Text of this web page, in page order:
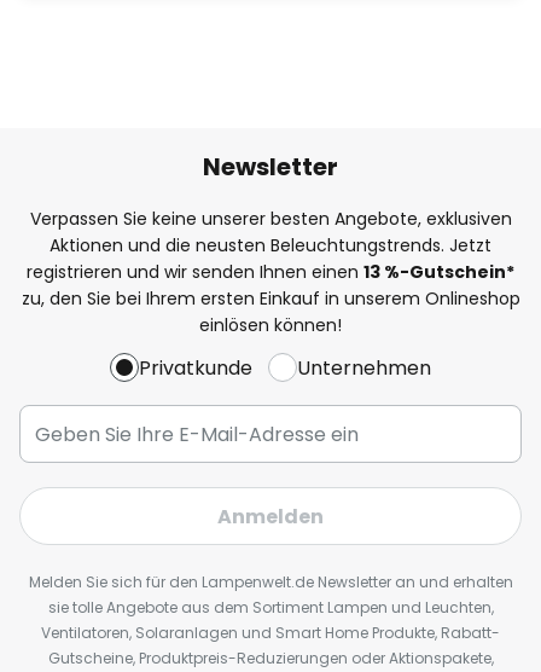
Newsletter
Verpassen Sie keine unserer besten Angebote, exklusiven
Aktionen und die neusten Beleuchtungstrends. Jetzt
registrieren und wir senden Ihnen einen 13 %-Gutschein*
zu, den Sie bei Ihrem ersten Einkauf in unserem Onlineshop
einlösen können!
Privatkunde Unternehmen
Anmelden
Melden Sie sich für den Lampenwelt.de Newsletter an und erhalten
sie tolle Angebote aus dem Sortiment Lampen und Leuchten,
Ventilatoren, Solaranlagen und Smart Home Produkte, Rabatt-
Gutscheine, Produktpreis-Reduzierungen oder Aktionspakete,